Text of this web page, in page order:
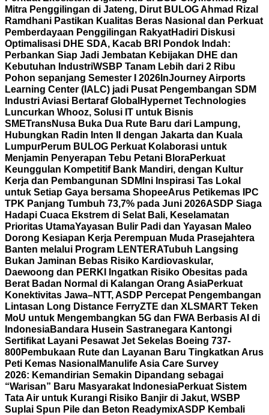
Mitra Penggilingan di Jateng, Dirut BULOG Ahmad Rizal
Ramdhani Pastikan Kualitas Beras Nasional dan Perkuat
Pemberdayaan Penggilingan RakyatHadiri Diskusi
Optimalisasi DHE SDA, Kacab BRI Pondok Indah:
Perbankan Siap Jadi Jembatan Kebijakan DHE dan
Kebutuhan IndustriWSBP Tanam Lebih dari 2 Ribu
Pohon sepanjang Semester I 2026 InJourney Airports
Learning Center (IALC) jadi Pusat Pengembangan SDM
Industri Aviasi Bertaraf Global Hypernet Technologies
Luncurkan Whooz, Solusi IT untuk Bisnis
SMETransNusa Buka Dua Rute Baru dari Lampung,
Hubungkan Radin Inten II dengan Jakarta dan Kuala
LumpurPerum BULOG Perkuat Kolaborasi untuk
Menjamin Penyerapan Tebu Petani BloraPerkuat
Keunggulan Kompetitif Bank Mandiri, dengan Kultur
Kerja dan Pembangunan SDM Ini Inspirasi Tas Lokal
untuk Setiap Gaya bersama ShopeeArus Petikemas IPC
TPK Panjang Tumbuh 73,7% pada Juni 2026ASDP Siaga
Hadapi Cuaca Ekstrem di Selat Bali, Keselamatan
Prioritas UtamaYayasan Bulir Padi dan Yayasan Maleo
Dorong Kesiapan Kerja Perempuan Muda Prasejahtera
Banten melalui Program LENTERATubuh Langsing
Bukan Jaminan Bebas Risiko Kardiovaskular,
Daewoong dan PERKI Ingatkan Risiko Obesitas pada
Berat Badan Normal di Kalangan Orang AsiaPerkuat
Konektivitas Jawa–NTT, ASDP Percepat Pengembangan
Lintasan Long Distance FerryZTE dan XLSMART Teken
MoU untuk Mengembangkan 5G dan FWA Berbasis AI di
IndonesiaBandara Husein Sastranegara Kantongi
Sertifikat Layani Pesawat Jet Sekelas Boeing 737-
800Pembukaan Rute dan Layanan Baru Tingkatkan Arus
Peti Kemas Nasional Manulife Asia Care Survey
2026: Kemandirian Semakin Dipandang sebagai
“Warisan” Baru Masyarakat IndonesiaPerkuat Sistem
Tata Air untuk Kurangi Risiko Banjir di Jakut, WSBP
Suplai Spun Pile dan Beton ReadymixASDP Kembali